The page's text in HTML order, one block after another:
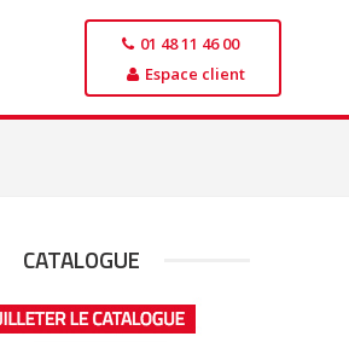
01 48 11 46 00
Espace client
CATALOGUE